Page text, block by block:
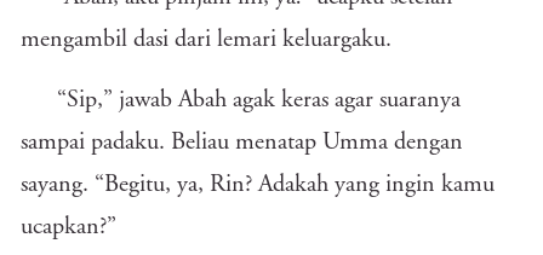
mengambil dasi dari lemari keluargaku.
“Sip,” jawab Abah agak keras agar suaranya
sampai padaku. Beliau menatap Umma dengan
sayang. “Begitu, ya, Rin? Adakah yang ingin kamu
ucapkan?”